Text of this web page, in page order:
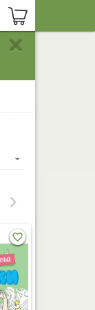
COȘUL TĂU
×

favorite_border